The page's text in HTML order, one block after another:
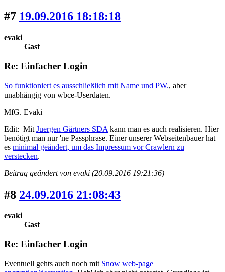
#7 19.09.2016 18:18:18
evaki
Gast
Re: Einfacher Login
So funktioniert es ausschließlich mit Name und PW., aber
unabhängig von wbce-Userdaten.
MfG. Evaki
Edit: Mit Juergen Gärtners SDA kann man es auch realisieren. Hier
benötigt man nur 'ne Passphrase. Einer unserer Webseitenbauer hat
es minimal geändert, um das Impressum vor Crawlern zu
verstecken.
Beitrag geändert von evaki (20.09.2016 19:21:36)
#8 24.09.2016 21:08:43
evaki
Gast
Re: Einfacher Login
Eventuell gehts auch noch mit Snow web-page